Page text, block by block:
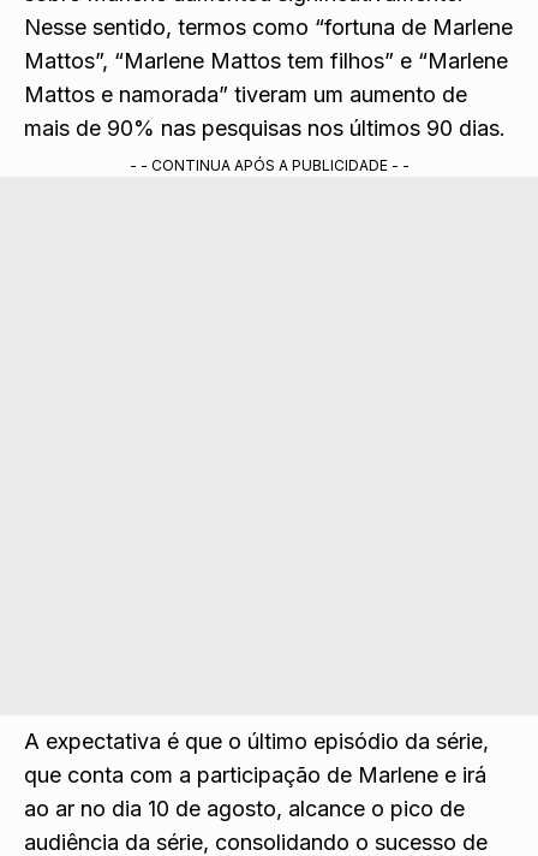
Nesse sentido, termos como “fortuna de Marlene
Mattos”, “Marlene Mattos tem filhos” e “Marlene
Mattos e namorada” tiveram um aumento de
mais de 90% nas pesquisas nos últimos 90 dias.
- - CONTINUA APÓS A PUBLICIDADE - -
A expectativa é que o último episódio da série,
que conta com a participação de Marlene e irá
ao ar no dia 10 de agosto, alcance o pico de
audiência da série, consolidando o sucesso de